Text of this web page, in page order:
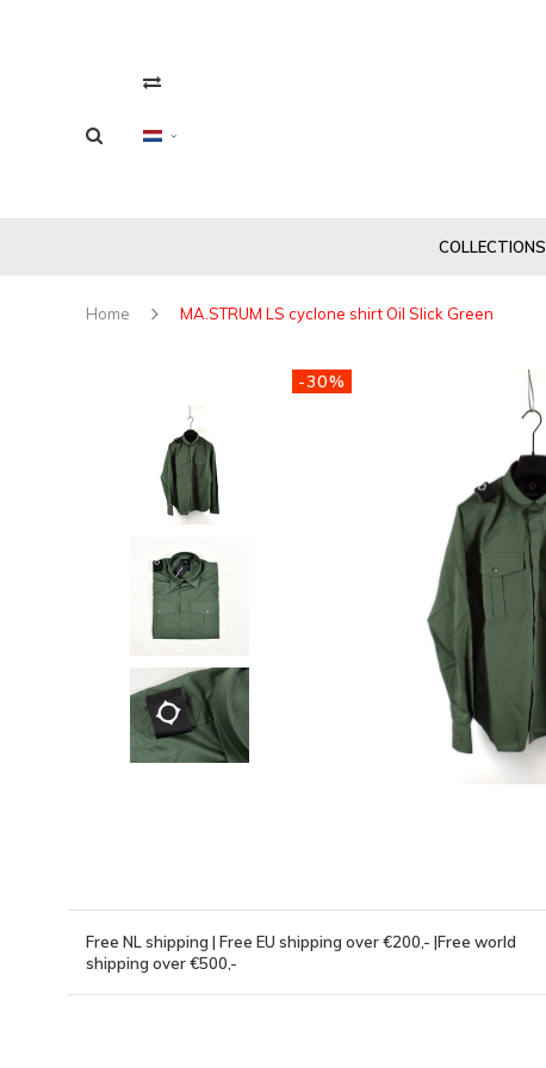
COLLECTIONS
Home MA.STRUM LS cyclone shirt Oil Slick Green
-30%
Free NL shipping | Free EU shipping over €200,- |Free world
shipping over €500,-